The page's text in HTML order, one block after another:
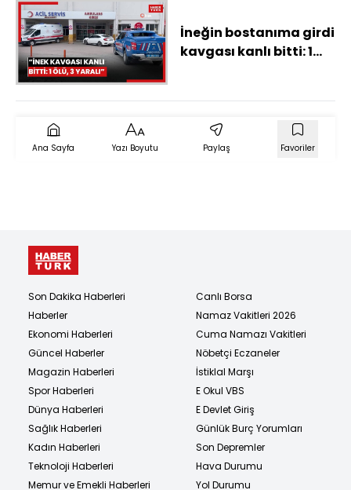
İneğin bostanıma girdi
kavgası kanlı bitti: 1
Ana Sayfa Yazı Boyutu Paylaş Favoriler
Son Dakika Haberleri
Haberler
Ekonomi Haberleri
Güncel Haberler
Magazin Haberleri
Spor Haberleri
Dünya Haberleri
Sağlık Haberleri
Kadın Haberleri
Teknoloji Haberleri
Memur ve Emekli Haberleri
Canlı Borsa
Namaz Vakitleri 2026
Cuma Namazı Vakitleri
Nöbetçi Eczaneler
İstiklal Marşı
E Okul VBS
E Devlet Giriş
Günlük Burç Yorumları
Son Depremler
Hava Durumu
Yol Durumu